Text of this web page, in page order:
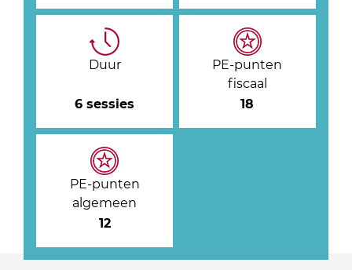
Duur
6 sessies
PE-punten
fiscaal
18
PE-punten
algemeen
12